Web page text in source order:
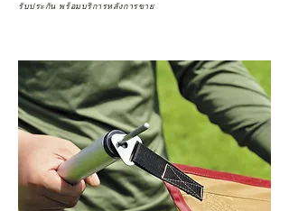
รับประกัน พร้อมบริการหลังการขาย